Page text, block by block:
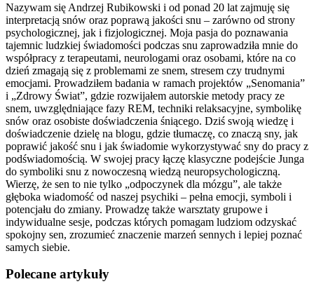
Nazywam się Andrzej Rubikowski i od ponad 20 lat zajmuję się
interpretacją snów oraz poprawą jakości snu – zarówno od strony
psychologicznej, jak i fizjologicznej. Moja pasja do poznawania
tajemnic ludzkiej świadomości podczas snu zaprowadziła mnie do
współpracy z terapeutami, neurologami oraz osobami, które na co
dzień zmagają się z problemami ze snem, stresem czy trudnymi
emocjami. Prowadziłem badania w ramach projektów „Senomania”
i „Zdrowy Świat”, gdzie rozwijałem autorskie metody pracy ze
snem, uwzględniające fazy REM, techniki relaksacyjne, symbolikę
snów oraz osobiste doświadczenia śniącego. Dziś swoją wiedzę i
doświadczenie dzielę na blogu, gdzie tłumaczę, co znaczą sny, jak
poprawić jakość snu i jak świadomie wykorzystywać sny do pracy z
podświadomością. W swojej pracy łączę klasyczne podejście Junga
do symboliki snu z nowoczesną wiedzą neuropsychologiczną.
Wierzę, że sen to nie tylko „odpoczynek dla mózgu”, ale także
głęboka wiadomość od naszej psychiki – pełna emocji, symboli i
potencjału do zmiany. Prowadzę także warsztaty grupowe i
indywidualne sesje, podczas których pomagam ludziom odzyskać
spokojny sen, zrozumieć znaczenie marzeń sennych i lepiej poznać
samych siebie.
Polecane artykuły